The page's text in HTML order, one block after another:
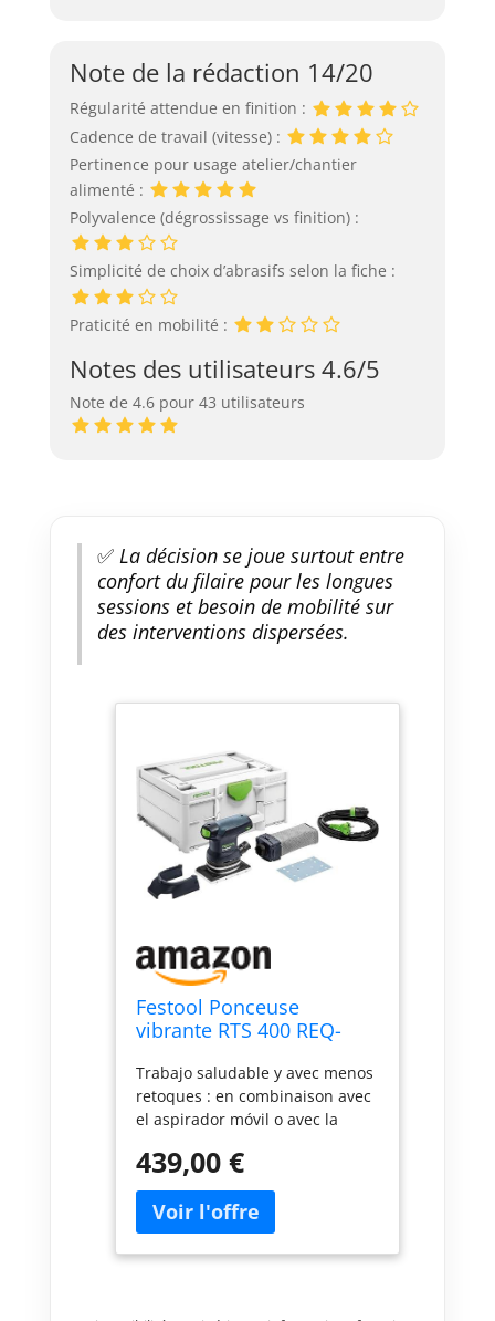
Note de la rédaction 14/20
Régularité attendue en finition :
Cadence de travail (vitesse) :
Pertinence pour usage atelier/chantier
alimenté :
Polyvalence (dégrossissage vs finition) :
Simplicité de choix d’abrasifs selon la fiche :
Praticité en mobilité :
Notes des utilisateurs 4.6/5
Note de 4.6 pour 43 utilisateurs
✅La décision se joue surtout entre
confort du filaire pour les longues
sessions et besoin de mobilité sur
des interventions dispersées.
Festool Ponceuse
vibrante RTS 400 REQ-
Trabajo saludable y avec menos
retoques : en combinaison avec
el aspirador móvil o avec la
Protector desmontable, que
permite lijar avec cuidado
superficies de ventanas, marcos
y entrepaños Pour une
utilisation durable : sac de
439,00 €